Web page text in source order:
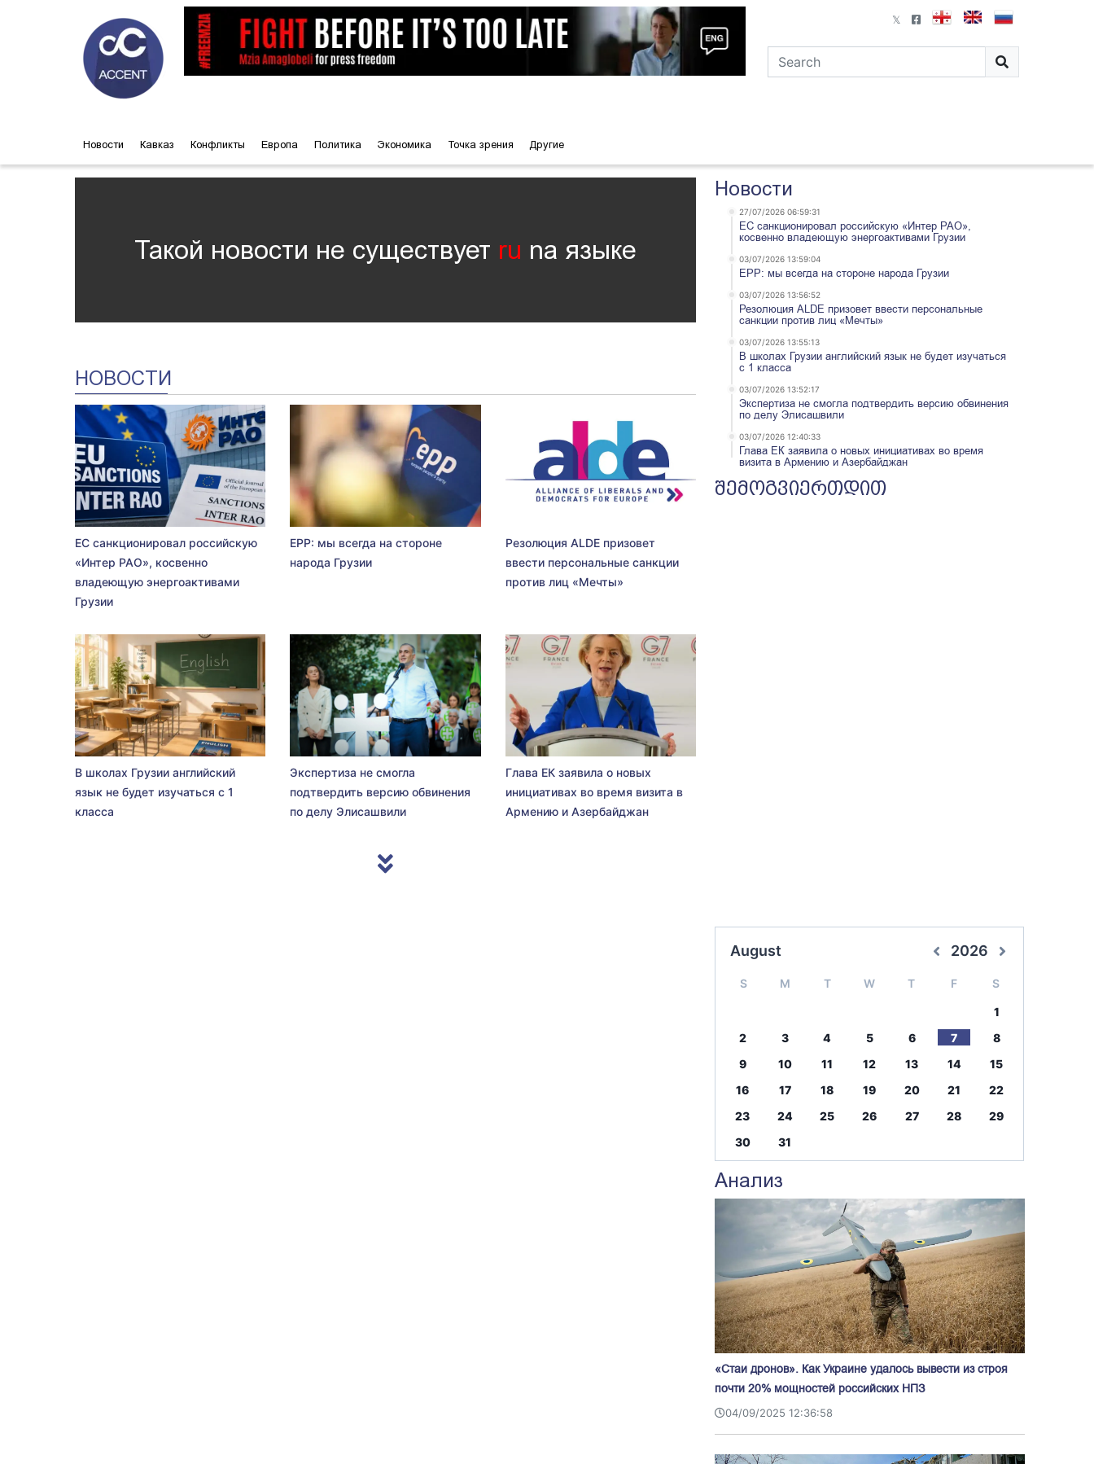
Новости Кавказ Конфликты Европа Политика Экономика Точка зрения Другие
Такой новости не существует ru nа языке
НОВОСТИ
ЕС санкционировал российскую
«Интер РАО», косвенно
владеющую энергоактивами
Грузии
EPP: мы всегда на стороне
народа Грузии
Резолюция ALDE призовет
ввести персональные санкции
против лиц «Мечты»
В школах Грузии английский
язык не будет изучаться с 1
класса
Экспертиза не смогла
подтвердить версию обвинения
по делу Элисашвили
Глава ЕК заявила о новых
инициативах во время визита в
Армению и Азербайджан
Новости
27/07/2026 06:59:31
ЕС санкционировал российскую «Интер РАО»,
косвенно владеющую энергоактивами Грузии
03/07/2026 13:59:04
EPP: мы всегда на стороне народа Грузии
03/07/2026 13:56:52
Резолюция ALDE призовет ввести персональные
санкции против лиц «Мечты»
03/07/2026 13:55:13
В школах Грузии английский язык не будет изучаться
с 1 класса
03/07/2026 13:52:17
Экспертиза не смогла подтвердить версию обвинения
по делу Элисашвили
03/07/2026 12:40:33
Глава ЕК заявила о новых инициативах во время
визита в Армению и Азербайджан
შემოგვიერთდით
August 2026
S M T W T F S
1
2
3 4 5 6 7
8
9
10 11 12 13 14
15
16
17 18 19 20 21
22
23
24 25 26 27 28
29
30
31
Анализ
«Стаи дронов». Как Украине удалось вывести из строя
почти 20% мощностей российских НПЗ
04/09/2025 12:36:58